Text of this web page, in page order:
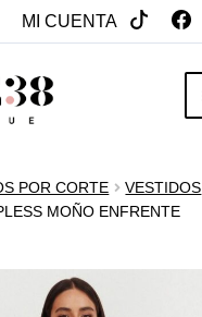
MI CUENTA
POR CORTE
VESTIDOS
MOÑO ENFRENTE